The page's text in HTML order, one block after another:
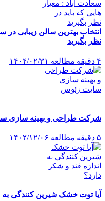
انتخاب بهترین سالن زیبایی در
نظر بگیرید
۴ دقیقه مطالعه ۱۴۰۴/۰۲/۳۱
شرکت طراحی و بهینه سازی
۵ دقیقه مطالعه ۱۴۰۳/۱۲/۰۶
آیا توت خشک شیرین کنندگی به